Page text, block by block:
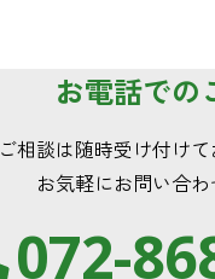
お電話での
ご相談は随時受け付け
お気軽にお問い合
072-